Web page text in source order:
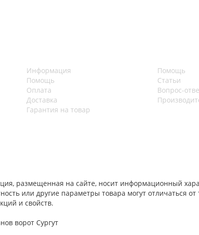
Информация
Помощь
Оплата
Доставка
Гарантия на товар
Помощь
Статьи
Вопрос-
размещенная на сайте, носит информационный
или другие параметры товара могут
и свойств.
ворот Сургут